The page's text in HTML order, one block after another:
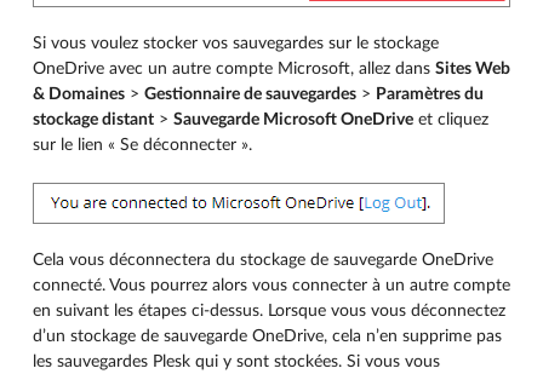
Si vous voulez stocker vos sauvegardes sur le stockage
OneDrive avec un autre compte Microsoft, allez dans Sites Web
& Domaines > Gestionnaire de sauvegardes > Paramètres du
stockage distant > Sauvegarde Microsoft OneDrive et cliquez
sur le lien « Se déconnecter ».
Cela vous déconnectera du stockage de sauvegarde OneDrive
connecté. Vous pourrez alors vous connecter à un autre compte
en suivant les étapes ci-dessus. Lorsque vous vous déconnectez
d’un stockage de sauvegarde OneDrive, cela n’en supprime pas
les sauvegardes Plesk qui y sont stockées. Si vous vous